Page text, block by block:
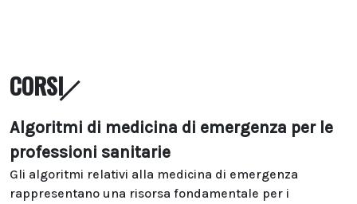
CORSI
Algoritmi di medicina di emergenza per le
professioni sanitarie
Gli algoritmi relativi alla medicina di emergenza
rappresentano una risorsa fondamentale per i